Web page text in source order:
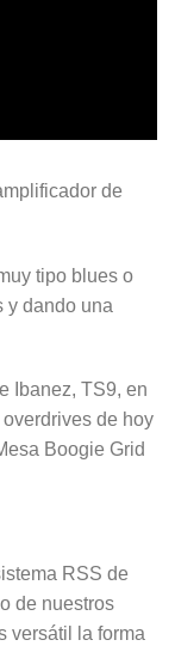
de
tipo blues o
y dando una
Ibanez, TS9, en
de hoy
Boogie Grid
RSS de
de nuestros
versátil la forma